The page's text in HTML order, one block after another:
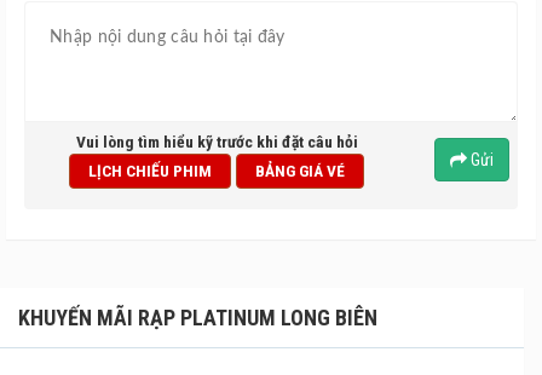
với 7 phòng chiếu 2D và 3D Digital, được trang bị
Vui lòng tìm hiểu kỹ trước khi đặt câu hỏi
LỊCH CHIẾU PHIM
BẢNG GIÁ VÉ
Gửi
KHUYẾN MÃI RẠP PLATINUM LONG BIÊN